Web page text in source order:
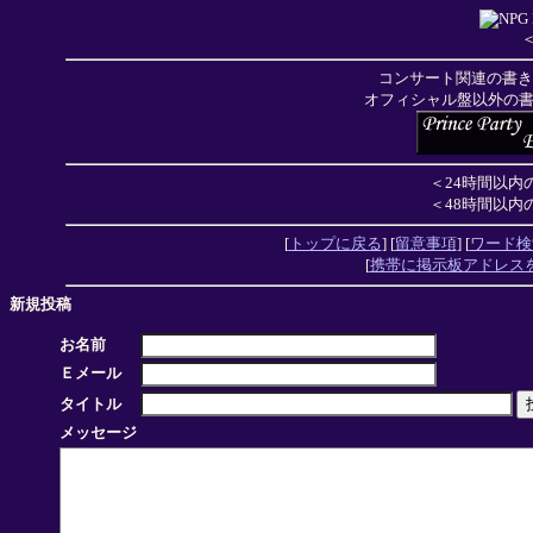
コンサート関連の書
オフィシャル盤以外の
＜24時間以内
＜48時間以内
[トップに戻る] [留意事項] [ワード
[携帯に掲示板アドレス
新規投稿
お名前
Ｅメール
タイトル
メッセージ